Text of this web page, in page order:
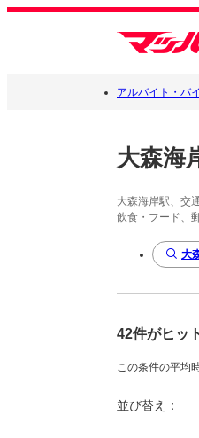
アルバイト・バ
大森海
大森海岸駅、交
飲食・フード、
大
42件がヒッ
この条件の平均
並び替え：